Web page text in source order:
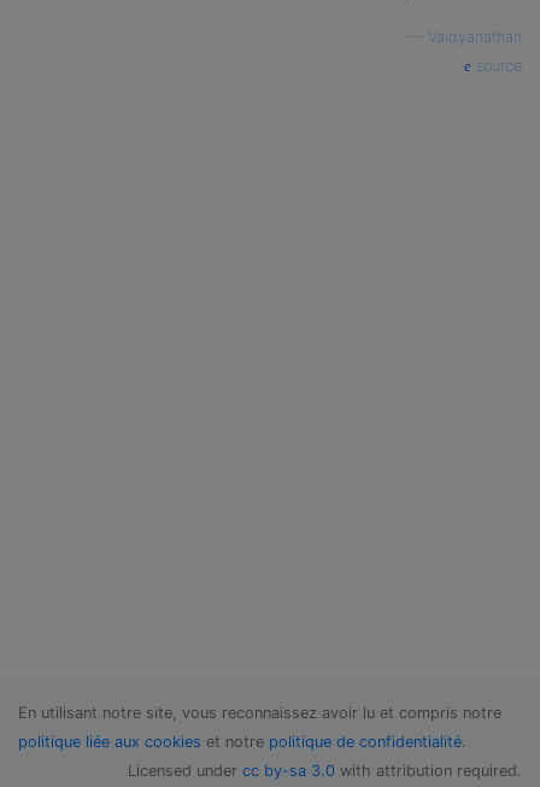
Vaidyanathan
source
En utilisant notre site, vous reconnaissez avoir lu et compris notre
politique liée aux cookies et notre politique de confidentialité.
Licensed under cc by-sa 3.0 with attribution required.